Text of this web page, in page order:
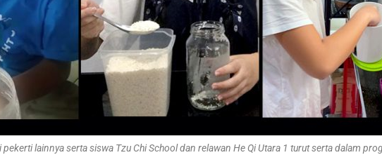
lainnya serta siswa Tzu Chi School dan relawan He Qi Utara 1 turut serta dalam